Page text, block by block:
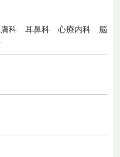
科 耳鼻科 心療内科 脳